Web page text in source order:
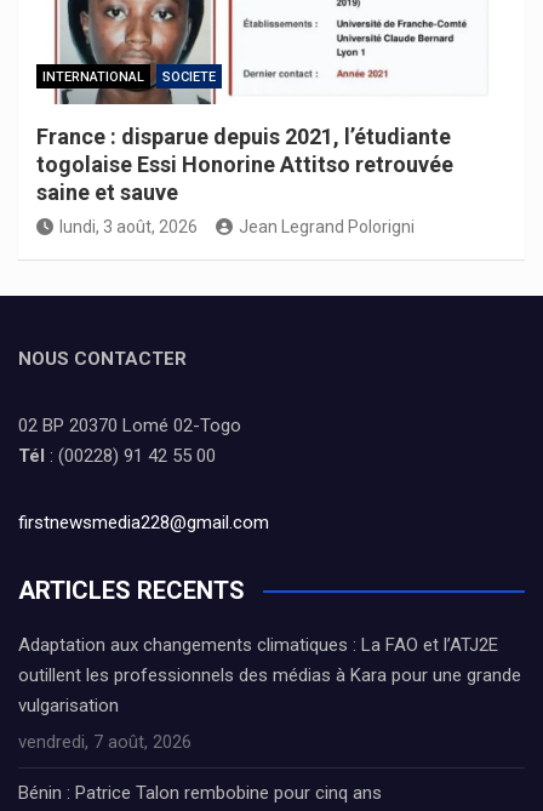
INTERNATIONAL SOCIETE
France : disparue depuis 2021, l’étudiante
togolaise Essi Honorine Attitso retrouvée
saine et sauve
lundi, 3 août, 2026 Jean Legrand Polorigni
NOUS CONTACTER
02 BP 20370 Lomé 02-Togo
Tél : (00228) 91 42 55 00
firstnewsmedia228@gmail.com
ARTICLES RECENTS
Adaptation aux changements climatiques : La FAO et l’ATJ2E
outillent les professionnels des médias à Kara pour une grande
vulgarisation
vendredi, 7 août, 2026
Bénin : Patrice Talon rembobine pour cinq ans